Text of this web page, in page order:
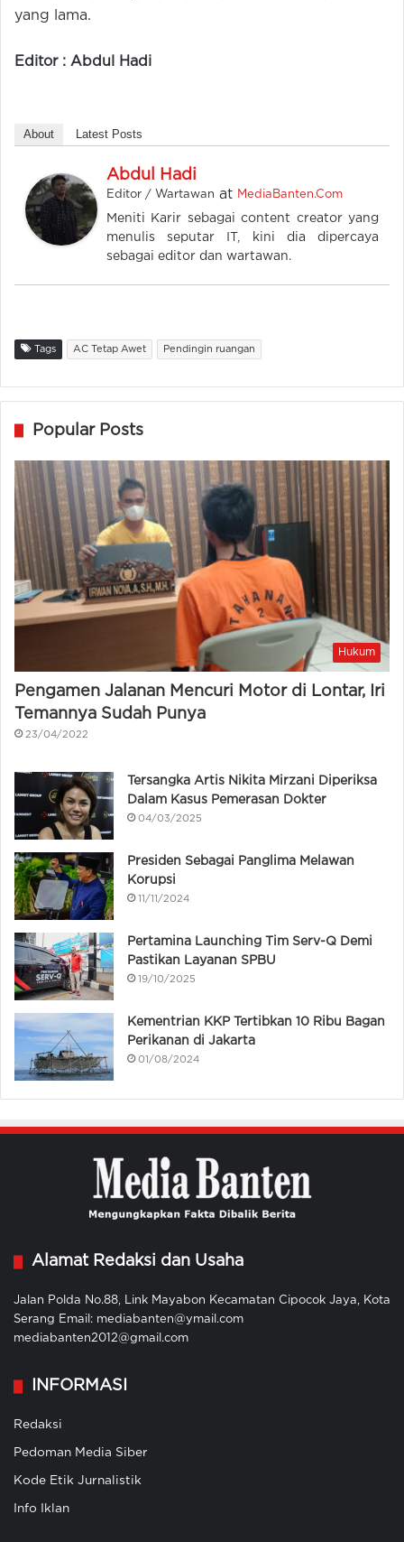
yang lama.
Editor : Abdul Hadi
About Latest Posts
Abdul Hadi
Editor / Wartawan at MediaBanten.Com
Meniti Karir sebagai content creator yang
menulis seputar IT, kini dia dipercaya
sebagai editor dan wartawan.
Tags AC Tetap Awet Pendingin ruangan
Popular Posts
Hukum
Pengamen Jalanan Mencuri Motor di Lontar, Iri
Temannya Sudah Punya
23/04/2022
Tersangka Artis Nikita Mirzani Diperiksa
Dalam Kasus Pemerasan Dokter
04/03/2025
Presiden Sebagai Panglima Melawan
Korupsi
11/11/2024
Pertamina Launching Tim Serv-Q Demi
Pastikan Layanan SPBU
19/10/2025
Kementrian KKP Tertibkan 10 Ribu Bagan
Perikanan di Jakarta
01/08/2024
Alamat Redaksi dan Usaha
Jalan Polda No.88, Link Mayabon Kecamatan Cipocok Jaya, Kota
Serang Email: mediabanten@ymail.com
mediabanten2012@gmail.com
INFORMASI
Redaksi
Pedoman Media Siber
Kode Etik Jurnalistik
Info Iklan